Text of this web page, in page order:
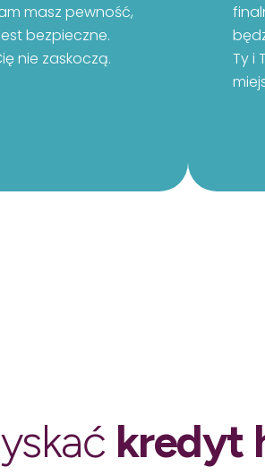
masz pewność,
bezpieczne.
nie zaskoczą.
Ty i
kredyt